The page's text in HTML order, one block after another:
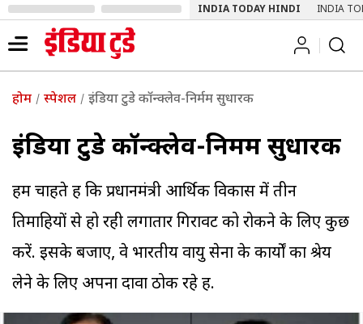
INDIA TODAY HINDI INDIA
होम स्पेशल इंडिया टुडे कॉन्क्लेव-निर्मम सुधारक
इंडिया टुडे कॉन्क्लेव-निर्मम सुधारक
हम चाहते हैं कि प्रधानमंत्री आर्थिक विकास में तीन
तिमाहियों से हो रही लगातार गिरावट को रोकने के लिए कुछ
करें. इसके बजाए, वे भारतीय वायु सेना के कार्यों का श्रेय
लेने के लिए अपना दावा ठोक रहे हैं.